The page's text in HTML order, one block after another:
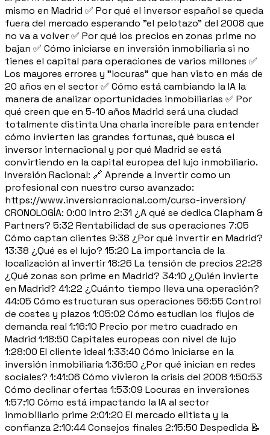
mismo en Madrid ✅ Por qué el inversor español se queda
fuera del mercado esperando "el pelotazo" del 2008 que
no va a volver ✅ Por qué los precios en zonas prime no
bajan ✅ Cómo iniciarse en inversión inmobiliaria si no
tienes el capital para operaciones de varios millones ✅
Los mayores errores y "locuras" que han visto en más de
20 años en el sector ✅ Cómo está cambiando la IA la
manera de analizar oportunidades inmobiliarias ✅ Por
qué creen que en 5-10 años Madrid será una ciudad
totalmente distinta Una charla increíble para entender
cómo invierten las grandes fortunas, qué busca el
inversor internacional y por qué Madrid se está
convirtiendo en la capital europea del lujo inmobiliario.
Inversión Racional: 🔗 Aprende a invertir como un
profesional con nuestro curso avanzado:
https://www.inversionracional.com/curso-inversion/
CRONOLOGÍA: 0:00 Intro 2:31 ¿A qué se dedica Clapham &
Partners? 5:32 Rentabilidad de sus operaciones 7:05
Cómo captan clientes 9:38 ¿Por qué invertir en Madrid?
13:38 ¿Qué es el lujo? 15:20 La importancia de la
localización al invertir 18:26 La tensión de precios 22:28
¿Qué zonas son prime en Madrid? 34:10 ¿Quién invierte
en Madrid? 41:22 ¿Cuánto tiempo lleva una operación?
44:05 Cómo estructuran sus operaciones 56:55 Control
de costes y plazos 1:05:02 Cómo estudian los flujos de
demanda real 1:16:10 Precio por metro cuadrado en
Madrid 1:18:50 Capitales europeas con nivel de lujo
1:28:00 El cliente ideal 1:33:40 Cómo iniciarse en la
inversión inmobiliaria 1:36:50 ¿Por qué inician en redes
sociales? 1:41:06 Cómo vivieron la crisis del 2008 1:50:53
Cómo declinar ofertas 1:53:09 Locuras en inversiones
1:57:10 Cómo está impactando la IA al sector
inmobiliario prime 2:01:20 El mercado elitista y la
confianza 2:10:44 Consejos finales 2:15:50 Despedida 📝